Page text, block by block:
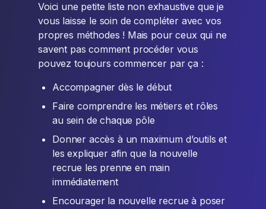
Voici une petite liste non exhaustive que je
vous laisse le soin de compléter avec vos
propres méthodes ! Mais pour ceux qui ne
savent pas comment procéder vous
pouvez toujours commencer par ça :
Accompagner dès le début
Faire comprendre les métiers et rôles
au sein de chaque pôle
Donner accès à un maximum d’outils et
les expliquer afin que la nouvelle
recrue les prenne en main
immédiatement
Encourager la nouvelle recrue à poser